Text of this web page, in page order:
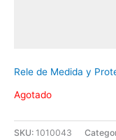
Rele de Medida y
Agotado
SKU: 1010043